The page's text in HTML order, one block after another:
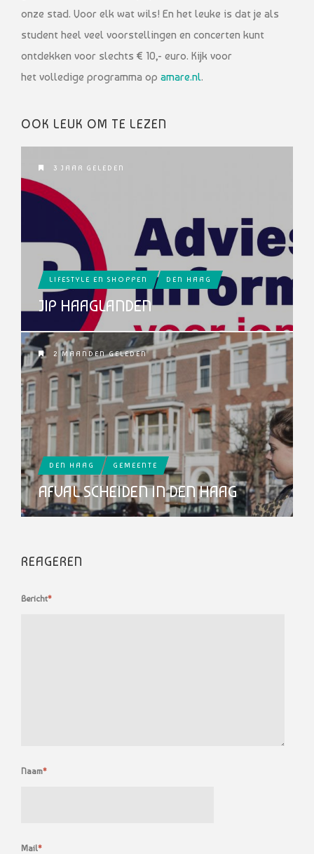
onze stad. Voor elk wat wils! En het leuke is dat je als
student heel veel voorstellingen en concerten kunt
ontdekken voor slechts € 10,- euro. Kijk voor
het volledige programma op amare.nl.
OOK LEUK OM TE LEZEN
3 JAAR GELEDEN
LIFESTYLE EN SHOPPEN DEN HAAG
JIP HAAGLANDEN
2 MAANDEN GELEDEN
DEN HAAG GEMEENTE
AFVAL SCHEIDEN IN DEN HAAG
REAGEREN
Bericht*
Naam*
Mail*